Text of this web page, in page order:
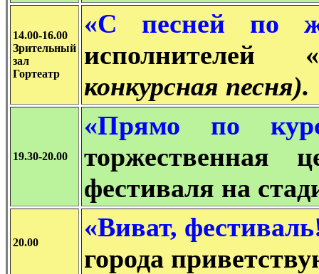
14.00-16.00
Зрительный
зал
Гортеатр
«С песней по
конкурсная песня).
19.30-20.00
«Прямо по
торжественная
фестиваля на
20.00
«Виват,
города